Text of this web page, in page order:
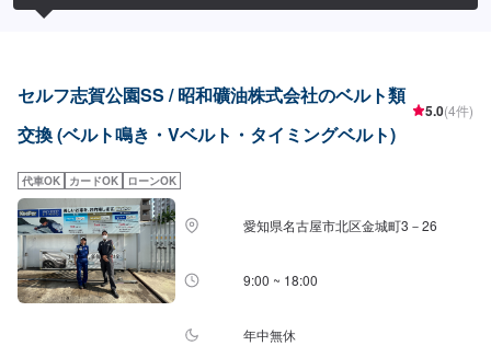
セルフ志賀公園SS / 昭和礦油株式会社のベルト類
交換 (ベルト鳴き・Vベルト・タイミングベルト)
5.0(4件)
代車OK カードOK ローンOK
愛知県名古屋市北区金城町3－26
9:00 ~ 18:00
年中無休